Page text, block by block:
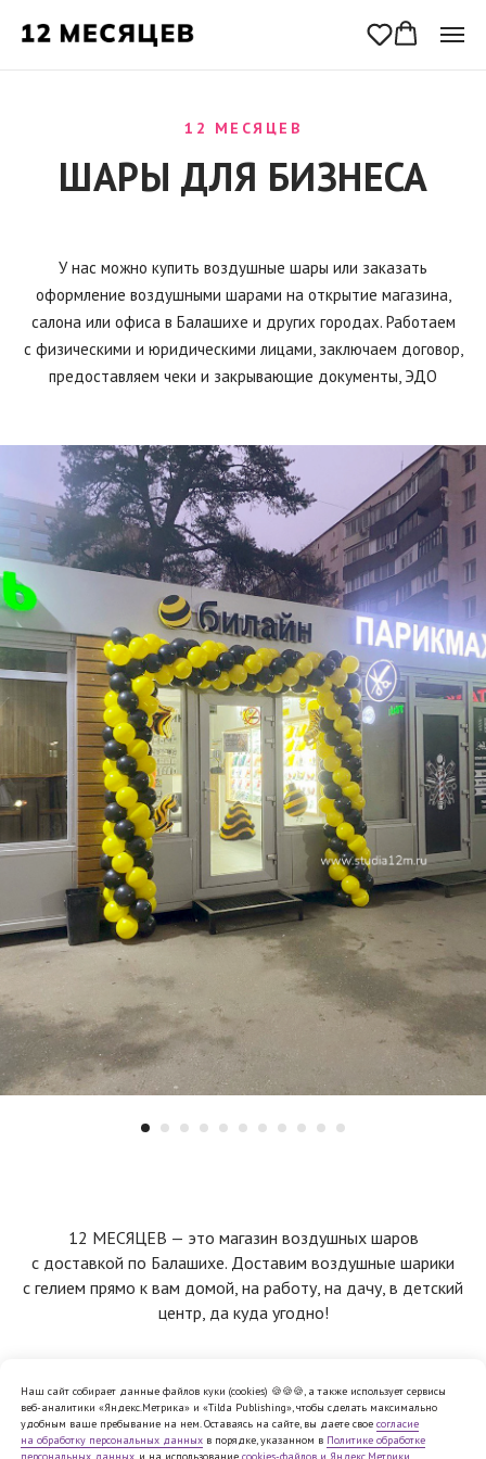
12 МЕСЯЦЕВ
ШАРЫ ДЛЯ БИЗНЕСА
У нас можно купить воздушные шары или заказать
оформление воздушными шарами на открытие магазина,
салона или офиса в Балашихе и других городах. Работаем
с физическими и юридическими лицами, заключаем договор,
предоставляем чеки и закрывающие документы, ЭДО
12 МЕСЯЦЕВ — это магазин воздушных шаров
с доставкой по Балашихе. Доставим воздушные шарики
с гелием прямо к вам домой, на работу, на дачу, в детский
центр, да куда угодно!
Политика обработки персональных
данных
Согласие на обработку персональных
Наш сайт собирает данные файлов куки (cookies) 🍪🍪🍪, а также использует сервисы
веб-аналитики «Яндекс.Метрика» и «Tilda Publishing», чтобы сделать максимально
удобным ваше пребывание на нем. Оставаясь на сайте, вы даете свое согласие
на обработку персональных данных в порядке, указанном в Политике обработке